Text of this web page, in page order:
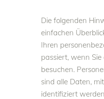
Die folgenden
einfachen
Ihren
passiert, wenn
besuchen.
sind alle Daten,
identifiziert